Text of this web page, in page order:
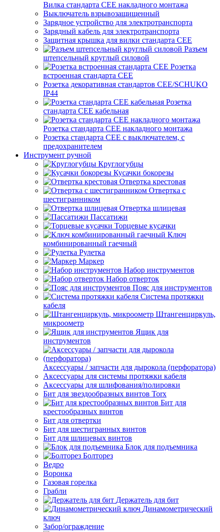
Вилка стандарта CEE накладного монтажа
Выключатель взрывозащищенный
Зарядное устройство для электротранспорта
Зарядный кабель для электротранспорта
Защитная крышка для вилки стандарта CEE
Разъем
штепсельный круглый силовой
Розетка
встроенная стандарта CEE
Розетка декоративная стандартов CEE/SCHUKO
IP44
Розетка
стандарта СЕЕ кабельная
Розетка стандарта СЕЕ накладного монтажа
Розетка стандарта СЕЕ с выключателем, с
предохранителем
Инструмент ручной
Круглогубцы
Кусачки бокорезы
Отвертка крестовая
Отвертка с
шестигранником
Отвертка шлицевая
Пассатижи
Торцевые кусачки
Ключ
комбинированный гаечный
Рулетка
Маркер
Набор инструментов
Набор отверток
Пояс для инструментов
Система протяжки
кабеля
Штангенциркуль,
микроометр
Ящик для
инструментов
Аксессуары / запчасти для дырокола (перфоратора)
Аксессуары для системы протяжки кабеля
Аксессуары для шлифования/полировки
Бит для звездообразных винтов Torx
Бит для
крестообразных винтов
Бит для отвертки
Бит для шестигранных винтов
Бит для шлицевых винтов
Блок для подъемника
Болторез
Ведро
Воронка
Газовая горелка
Грабли
Держатель для бит
Динамометрический
ключ
Забор/ограждение